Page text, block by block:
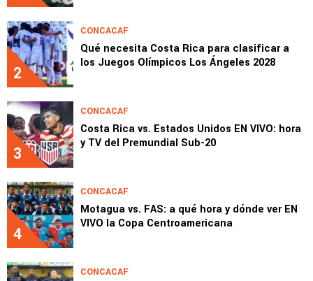
2
CONCACAF
Qué necesita Costa Rica para clasificar a
los Juegos Olímpicos Los Ángeles 2028
3
CONCACAF
Costa Rica vs. Estados Unidos EN VIVO: hora
y TV del Premundial Sub-20
4
CONCACAF
Motagua vs. FAS: a qué hora y dónde ver EN
VIVO la Copa Centroamericana
CONCACAF